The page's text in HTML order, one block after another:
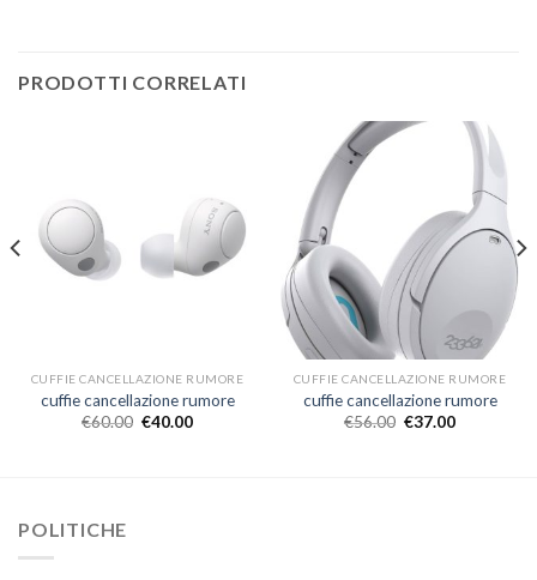
PRODOTTI CORRELATI
CUFFIE CANCELLAZIONE RUMORE
cuffie cancellazione rumore
€60.00 €40.00
CUFFIE CANCELLAZIONE RUMORE
cuffie cancellazione rumore
€56.00 €37.00
POLITICHE